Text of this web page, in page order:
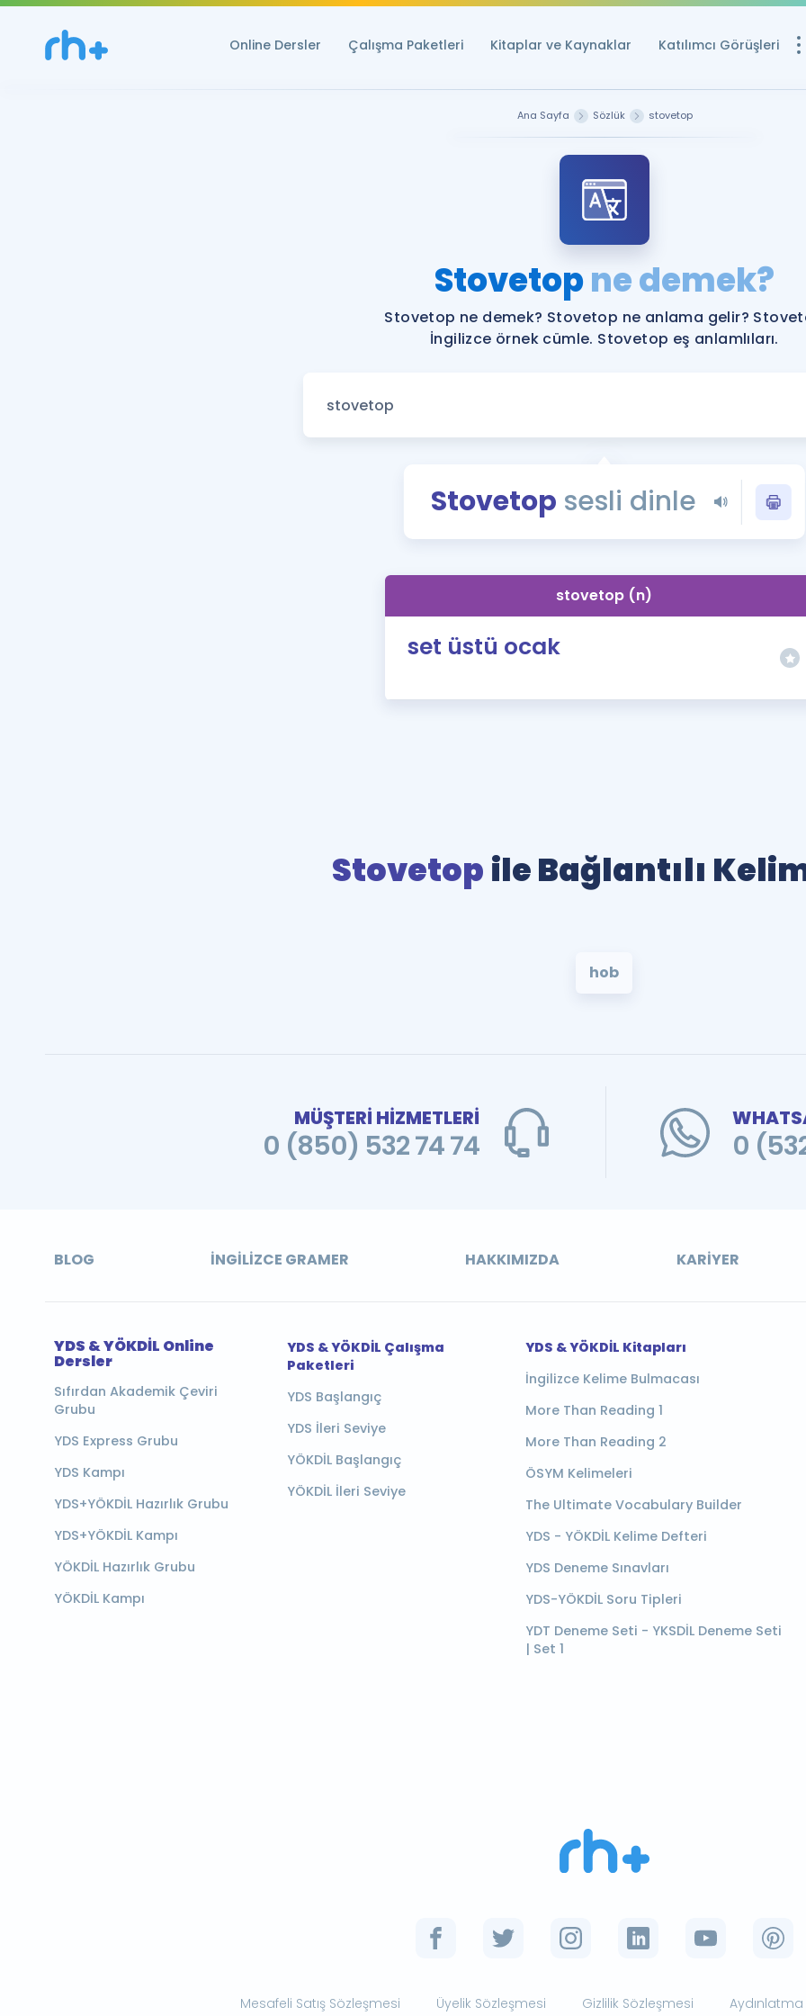
Online Dersler Çalışma Paketleri Kitaplar ve Kaynaklar Katılımcı Görüşleri
YDS ve YÖKDİL
YDS ve YÖKDİL'e
Tüm ÖSYM
YDS - YÖKDİL
İngilizce Gramer
Ana Sayfa Sözlük stovetop
Stovetopne demek?
Stovetop ne demek? Stovetop ne anlama gelir?
İngilizce örnek cümle. Stovetop eş anlamlıları.
Stovetop sesli dinle
stovetop (n)
set üstü ocak
Stovetop ile Bağlantılı
hob
MÜŞTERİ HİZMETLERİ
0 (850) 532 74 74 0
BLOG İNGILIZCE GRAMER HAKKIMIZDA KARIYER
YDS & YÖKDİL Online
Dersler
Sıfırdan Akademik Çeviri
Grubu
YDS Express Grubu
YDS Kampı
YDS+YÖKDİL Hazırlık Grubu
YDS+YÖKDİL Kampı
YÖKDİL Hazırlık Grubu
YÖKDİL Kampı
YDS & YÖKDİL Çalışma
Paketleri
YDS Başlangıç
YDS İleri Seviye
YÖKDİL Başlangıç
YÖKDİL İleri Seviye
YDS & YÖKDİL Kitapları
İngilizce Kelime Bulmacası
More Than Reading 1
More Than Reading 2
ÖSYM Kelimeleri
The Ultimate Vocabulary Builder
YDS - YÖKDİL Kelime Defteri
YDS Deneme Sınavları
YDS-YÖKDİL Soru Tipleri
YDT Deneme Seti - YKSDİL Deneme Seti
| Set 1
Mesafeli Satış Sözleşmesi Üyelik Sözleşmesi Gizlilik Sözleşmesi